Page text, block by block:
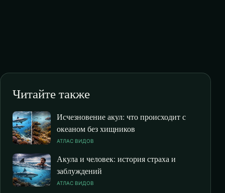
Читайте также
Исчезновение акул: что происходит с
океаном без хищников
АТЛАС ВИДОВ
Акула и человек: история страха и
заблуждений
АТЛАС ВИДОВ